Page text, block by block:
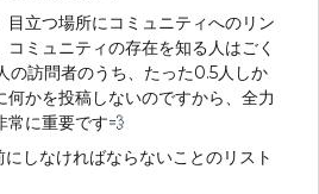
目立つ場所にコミュニティへのリン
ミュニティの存在を知る人はごく
の訪問者のうち、たった0.5人しか
かを投稿しないのですから、全力
常に重要です💨
しなければならないことのリスト